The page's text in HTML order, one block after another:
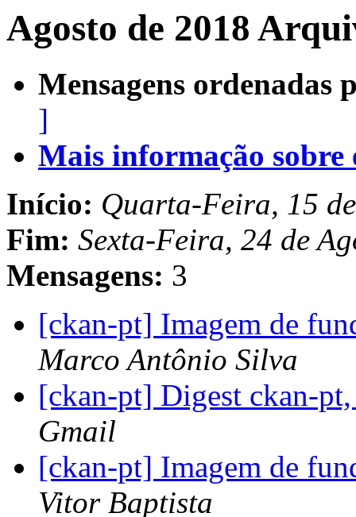
Agosto de 2018
Mensagens ordenadas
]
Mais informação sobre
Início: Quarta-Feira, 15
Fim: Sexta-Feira, 24 de
Mensagens: 3
[ckan-pt] Imagem de
Marco Antônio Silva
[ckan-pt] Digest ckan-
Gmail
[ckan-pt] Imagem de
Vitor Baptista